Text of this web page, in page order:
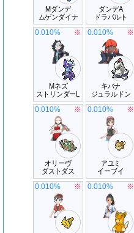
Mダンデ
ムゲンダイナ
ダンデA
ドラパルト
Mネズ
ストリンダーL
0.010% ※
キバナ
ジュラルドン
0.010% ※
オリーヴ
ダストダス
0.010% ※
アユミ
イーブイ
0.010% ※
0.010% ※ 0.010% ※